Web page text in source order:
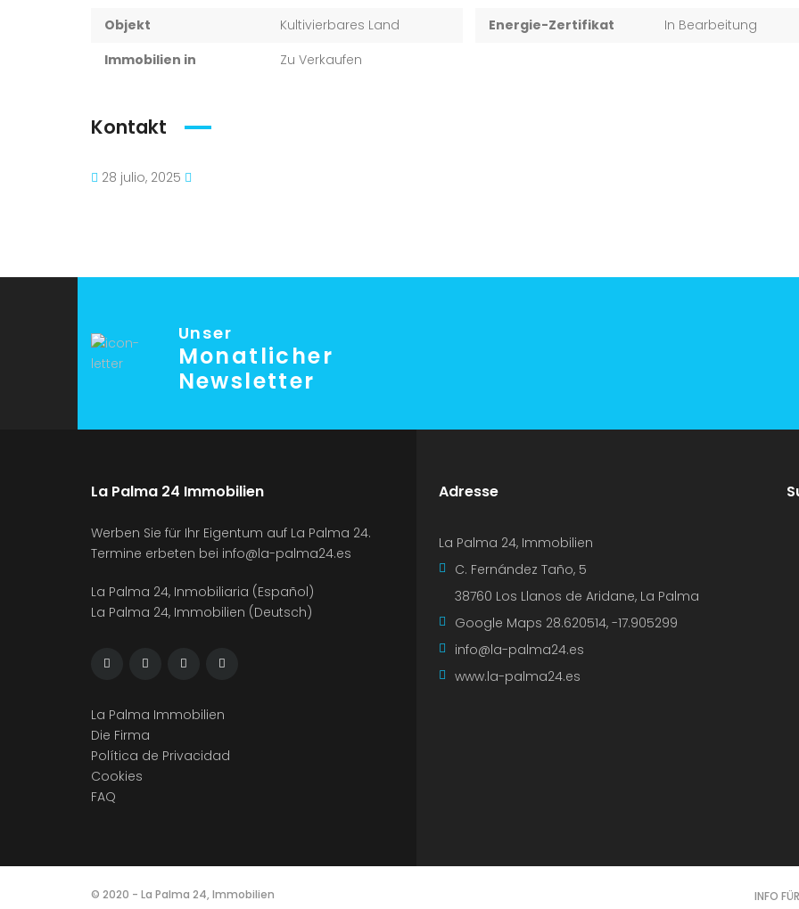
Objekt
Kultivierbares Land
Immobilien in
Zu Verkaufen
Energie-Zertifikat
In Bearbeitung
Kontakt
28 julio, 2025
Unser
Monatlicher
Newsletter
La Palma 24 Immobilien
Werben Sie für Ihr Eigentum auf La Palma 24.
Termine erbeten bei info@la-palma24.es
La Palma 24, Inmobiliaria (Español)
La Palma 24, Immobilien (Deutsch)
La Palma Immobilien
Die Firma
Política de Privacidad
Cookies
FAQ
Adresse
La Palma 24, Immobilien
C. Fernández Taño, 5
38760 Los Llanos de Aridane, La Palma
Google Maps 28.620514, -17.905299
info@la-palma24.es
www.la-palma24.es
© 2020 - La Palma 24, Immobilien INFO